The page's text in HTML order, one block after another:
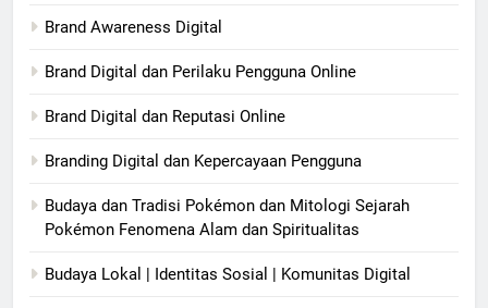
Brand Awareness Digital
Brand Digital dan Perilaku Pengguna Online
Brand Digital dan Reputasi Online
Branding Digital dan Kepercayaan Pengguna
Budaya dan Tradisi Pokémon dan Mitologi Sejarah
Pokémon Fenomena Alam dan Spiritualitas
Budaya Lokal | Identitas Sosial | Komunitas Digital